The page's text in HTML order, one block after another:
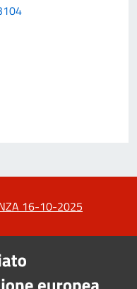
16-10-2025